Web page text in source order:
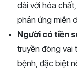
dài với hóa
phản ứng miễn
Người có tiền
truyền đóng vai
bệnh, đặc biệt